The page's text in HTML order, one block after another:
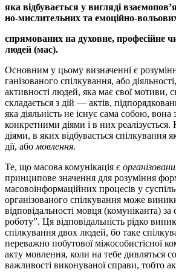
яка відбувається у вигляді
но-ми­сли­­тель­них та емоційно-
спрямованих на духовне, про­фе­сій­не
людей (мас).
Основним у цьому визначенні є
га­ні­зованого спілкування, або
активності людей, яка має свої мотиви,
складається з дій — актів,
яка діяльність не існує сама собою,
конкретними діями і в них
діями, в яких від­бу­вається спілкування
дії, абомовлення.
Те, що масова комунікація є
принципове значення для розуміння
масовоінформаційних процесів у
організовано­го спілкування може
від­по­ві­даль­но­сті мовця (комуніканта)
роботу”. Ця відпові­даль­­ність рідко
спілкування двох людей, бо та­ке
переважно побутової міжособистісної
акту мов­ленн­я, коли на тебе дивляться
важливості виконуваної справи, тобто